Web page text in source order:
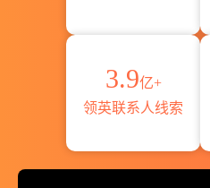
3.9亿+
领英联系人线索